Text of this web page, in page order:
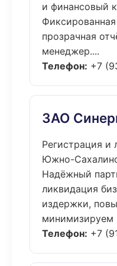
и финансовый
прозрачная
менеджер....
Телефон: +7
ЗАО
Регистрация и
Южно-
Надёжный
ликвидация
издержки,
минимизируем
Телефон: +7